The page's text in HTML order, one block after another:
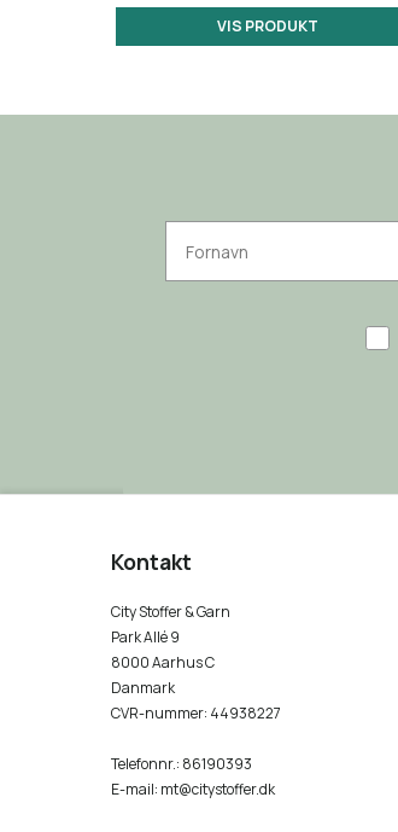
VIS PRODUKT
Kontakt
City Stoffer & Garn
Park Allé 9
8000 Aarhus C
Danmark
CVR-nummer: 44938227
Telefonnr.: 86190393
E-mail: mt@citystoffer.dk